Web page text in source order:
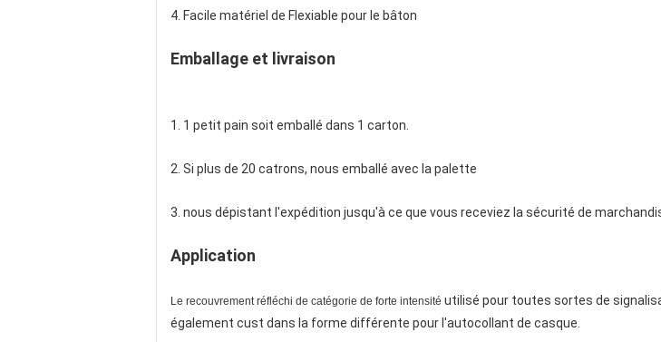
4. Facile matériel de Flexiable pour le bâton
Emballage et livraison
1. 1 petit pain soit emballé dans 1 carton.
2. Si plus de 20 catrons, nous emballé avec la palette
3. nous dépistant l'expédition jusqu'à ce que vous receviez la sécurité de
Application
Le recouvrement réfléchi de catégorie de forte intensité utilisé pour toutes sortes de
également cust dans la forme différente pour l'autocollant de casque.